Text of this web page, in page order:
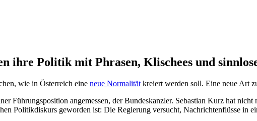
ihre Politik mit Phrasen, Klischees und
wie in Öster­reich eine neue Norma­lität kreiert werden soll. Eine neue Art
Führungs­po­sition angemessen, der Bundes­kanzler. Sebastian Kurz hat
Politik­diskurs geworden ist: Die Regierung versucht, Nachrich­ten­flüsse in